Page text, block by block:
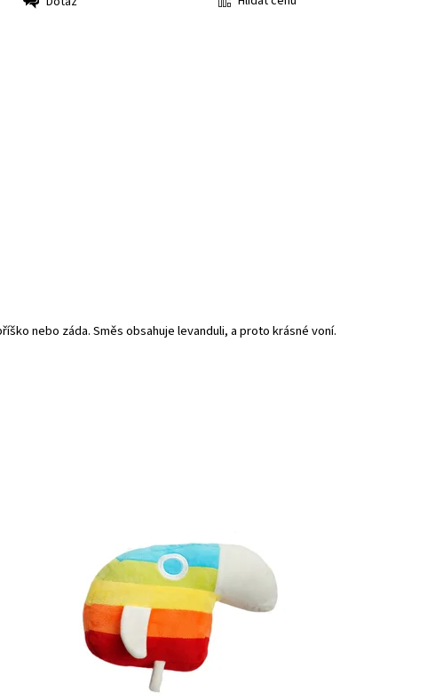
nebo záda. Směs obsahuje levanduli, a proto krásné voní.
Nedostupné - termín dodání není
znám
10104
MAC TOYS